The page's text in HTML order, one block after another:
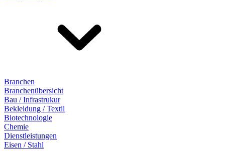
Branchen
Branchenübersicht
Bau / Infrastrukur
Bekleidung / Textil
Biotechnologie
Chemie
Dienstleistungen
Eisen / Stahl